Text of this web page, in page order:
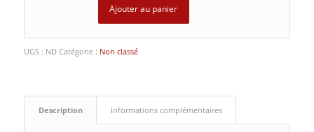
Ajouter au panier
UGS : ND Catégorie : Non classé
Description Informations complémentaires